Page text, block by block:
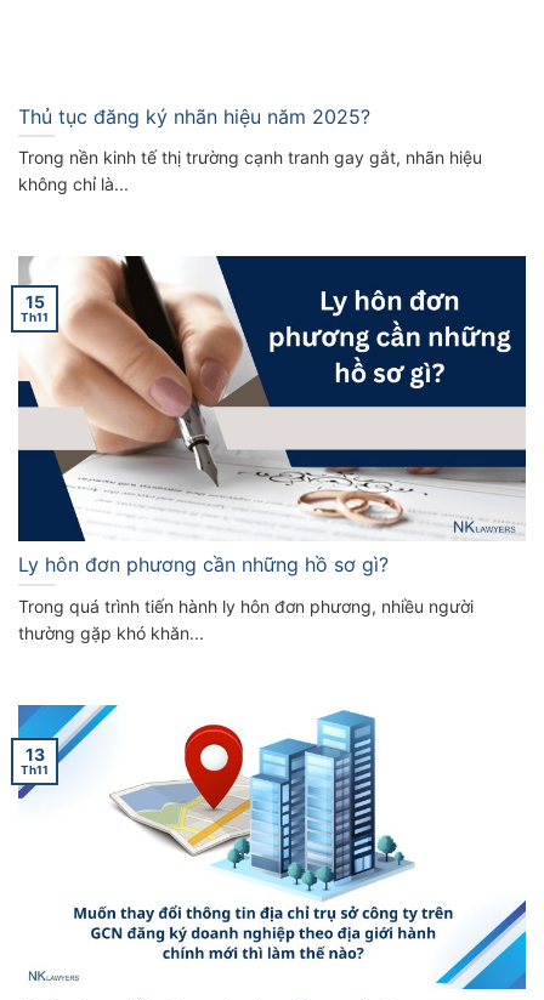
Thủ tục đăng ký nhãn hiệu năm 2025?
Trong nền kinh tế thị trường cạnh tranh gay gắt, nhãn hiệu
không chỉ là...
Ly hôn đơn phương cần những hồ sơ gì?
Trong quá trình tiến hành ly hôn đơn phương, nhiều người
thường gặp khó khăn...
15
Th11
13
Th11